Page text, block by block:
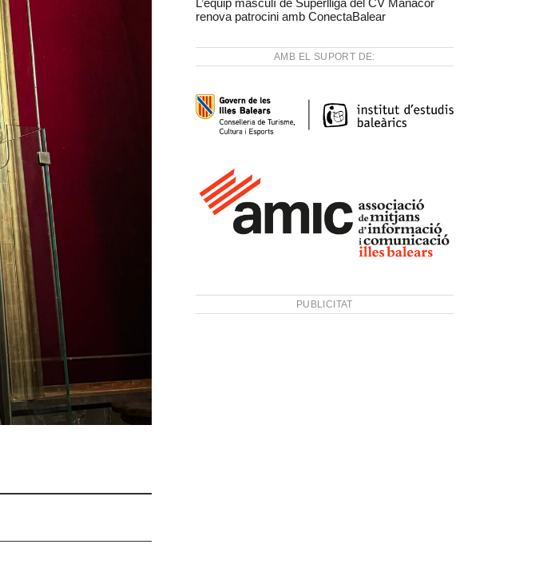
renova patrocini amb ConectaBalear
AMB EL SUPORT DE:
PUBLICITAT